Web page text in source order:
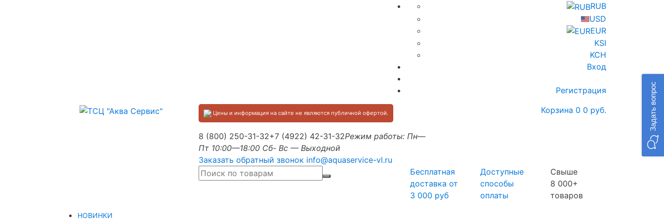
RUB
USD
EUR
KSI
KCH
Вход
Регистрация
Цены и информация на сайте не являются публичной офертой.
8 (800) 250-31-32+7 (4922) 42-31-32Режим работы: Пн—
Пт 10:00—18:00 Сб- Вс — Выходной
Заказать обратный звонок info@aquaservice-vl.ru
Корзина 0 0 руб.
Бесплатная
доставка от
3 000 руб
Доступные
способы
оплаты
Свыше
8 000+
товаров
НОВИНКИ
Задать вопрос